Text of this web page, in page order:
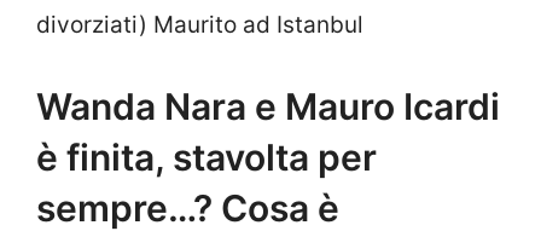
divorziati) Maurito ad Istanbul
Wanda Nara e Mauro Icardi
è finita, stavolta per
sempre…? Cosa è